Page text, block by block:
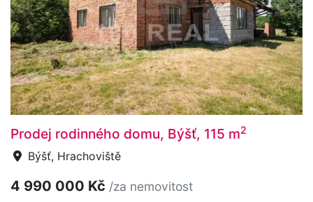
Prodej rodinného domu, Býšť, 115 m2
Býšť, Hrachoviště
4 990 000 Kč /za nemovitost